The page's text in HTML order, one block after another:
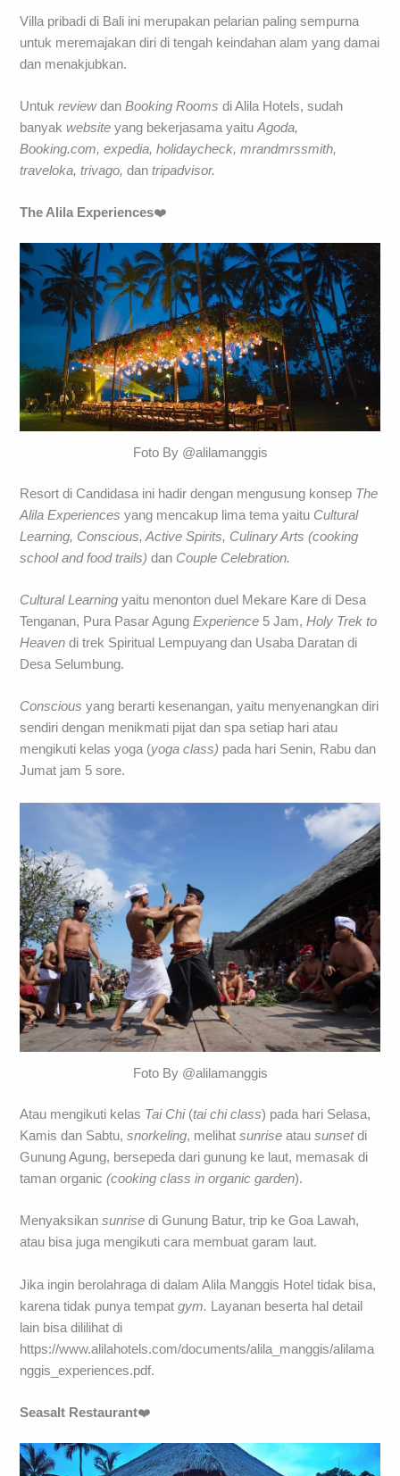
Villa pribadi di Bali ini merupakan pelarian paling sempurna
untuk meremajakan diri di tengah keindahan alam yang damai
dan menakjubkan.
UntukreviewdanBooking Rooms di Alila Hotels, sudah
banyakwebsite yang bekerjasama yaituAgoda,
Booking.com, expedia, holidaycheck, mrandmrssmith,
traveloka, trivago, dantripadvisor.
The Alila Experiences❤️
Foto By @alilamanggis
Resort di Candidasa ini hadir dengan mengusung konsep The
Alila Experiences yang mencakup lima tema yaitu Cultural
Learning, Conscious, Active Spirits, Culinary Arts (cooking
school and food trails) dan Couple Celebration.
Cultural Learning yaitu menonton duel Mekare Kare di Desa
Tenganan, Pura Pasar AgungExperience 5 Jam,Holy Trek to
Heaven di trek Spiritual Lempuyang dan Usaba Daratan di
Desa Selumbung.
Conscious yang berarti kesenangan, yaitu menyenangkan diri
sendiri dengan menikmati pijat dan spa setiap hari atau
mengikuti kelas yoga (yoga class) pada hari Senin, Rabu dan
Jumat jam 5 sore.
Foto By @alilamanggis
Atau mengikuti kelas Tai Chi(tai chi class) pada hari Selasa,
Kamis dan Sabtu,snorkeling, melihatsunrise atausunsetdi
Gunung Agung, bersepeda dari gunung ke laut, memasak di
taman organic(cooking class in organic garden).
Menyaksikansunrise di Gunung Batur, trip ke Goa Lawah,
atau bisa juga mengikuti cara membuat garam laut.
Jika ingin berolahraga di dalam Alila Manggis Hotel tidak bisa,
karena tidak punya tempatgym. Layanan beserta hal detail
lain bisa dililihat di
https://www.alilahotels.com/documents/alila_manggis/alilama
nggis_experiences.pdf.
Seasalt Restaurant❤️